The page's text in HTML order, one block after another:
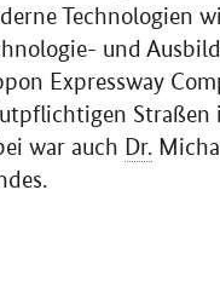
Technologien
und
Expressway
Straßen
war auch Dr.